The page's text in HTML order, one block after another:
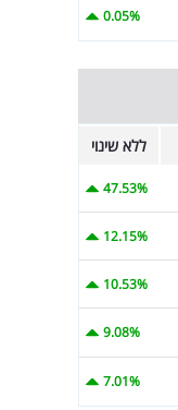
0.05%
ללא שינוי
47.53%
12.15%
10.53%
9.08%
7.01%